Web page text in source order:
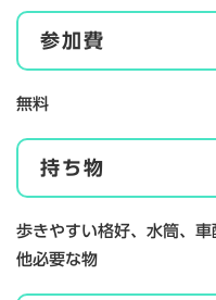
参加費
無料
持ち物
歩きやすい格好、水筒、
他必要な物